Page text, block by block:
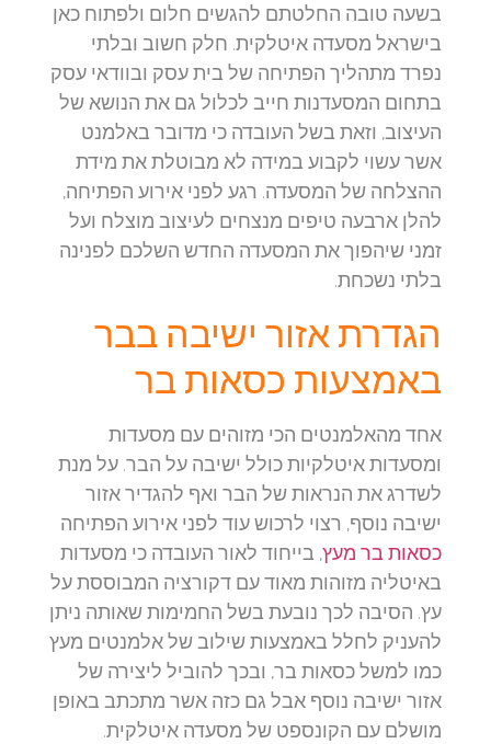
בשעה טובה החלטתם להגשים חלום ולפתוח כאן
בישראל מסעדה איטלקית. חלק חשוב ובלתי
נפרד מתהליך הפתיחה של בית עסק ובוודאי עסק
בתחום המסעדנות חייב לכלול גם את הנושא של
העיצוב, וזאת בשל העובדה כי מדובר באלמנט
אשר עשוי לקבוע במידה לא מבוטלת את מידת
ההצלחה של המסעדה. רגע לפני אירוע הפתיחה,
להלן ארבעה טיפים מנצחים לעיצוב מוצלח ועל
זמני שיהפוך את המסעדה החדש השלכם לפנינה
בלתי נשכחת.
הגדרת אזור ישיבה בבר
באמצעות כסאות בר
אחד מהאלמנטים הכי מזוהים עם מסעדות
ומסעדות איטלקיות כולל ישיבה על הבר. על מנת
לשדרג את הנראות של הבר ואף להגדיר אזור
ישיבה נוסף, רצוי לרכוש עוד לפני אירוע הפתיחה
כסאות בר מעץ, בייחוד לאור העובדה כי מסעדות
באיטליה מזוהות מאוד עם דקורציה המבוססת על
עץ. הסיבה לכך נובעת בשל החמימות שאותה ניתן
להעניק לחלל באמצעות שילוב של אלמנטים מעץ
כמו למשל כסאות בר, ובכך להוביל ליצירה של
אזור ישיבה נוסף אבל גם כזה אשר מתכתב באופן
מושלם עם הקונספט של מסעדה איטלקית.